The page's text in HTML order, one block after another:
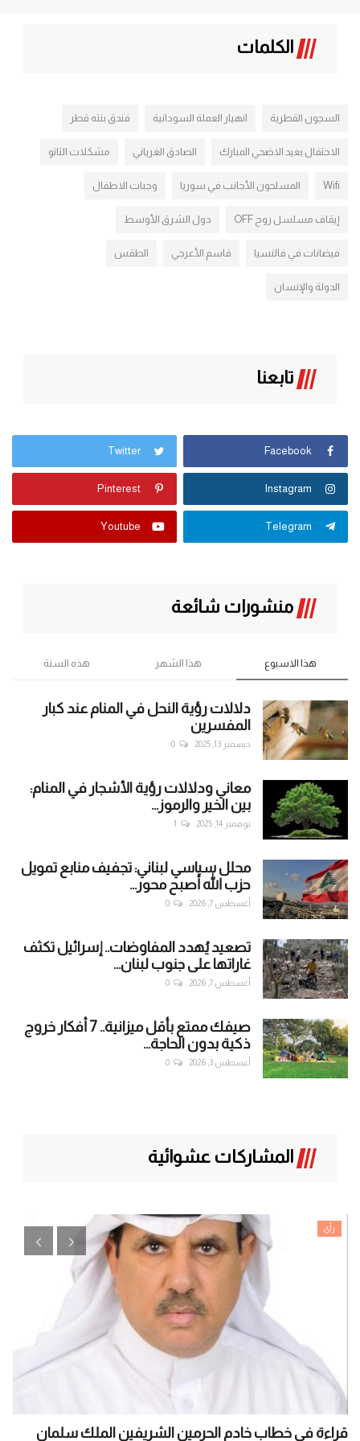
الكلمات
السجون القطرية انهيار العملة السودانية فندق بنته قطر
الاحتفال بعيد الاضحي المبارك الصادق الغرياني مشكلات التاتو
Wifi المسلحون الأجانب في سوريا وجبات الاطفال
إيقاف مسلسل روح OFF دول الشرق الأوسط
فيضانات في فالنسيا قاسم الأعرجي الطقس
الدولة والإنسان
تابعنا
Facebook
Twitter
Instagram
Pinterest
Telegram
Youtube
منشورات شائعة
هذا الاسبوع هذا الشهر هذه السنة
دلالات رؤية النحل في المنام عند كبار
المفسرين
ديسمبر 13, 2025 0
معاني ودلالات رؤية الأشجار في المنام:
بين الخير والرموز...
نوفمبر 14, 2025 1
محلل سياسي لبناني: تجفيف منابع تمويل
حزب الله أصبح محور...
أغسطس 7, 2026 0
تصعيد يُهدد المفاوضات.. إسرائيل تكثف
غاراتها على جنوب لبنان...
أغسطس 7, 2026 0
صيفك ممتع بأقل ميزانية.. 7 أفكار خروج
ذكية بدون الحاجة...
أغسطس 3, 2026 0
المشاركات عشوائية
رأي
قراءة في خطاب خادم الحرمين الشريفين الملك سلمان